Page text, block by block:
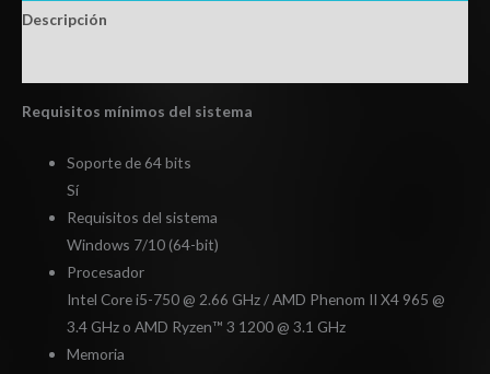
Descripción
Requisitos mínimos del sistema
Soporte de 64 bits
Sí
Requisitos del sistema
Windows 7/10 (64-bit)
Procesador
Intel Core i5-750 @ 2.66 GHz / AMD Phenom II X4 965 @
3.4 GHz o AMD Ryzen™ 3 1200 @ 3.1 GHz
Memoria